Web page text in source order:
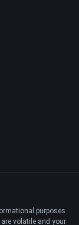
purposes
volatile and your